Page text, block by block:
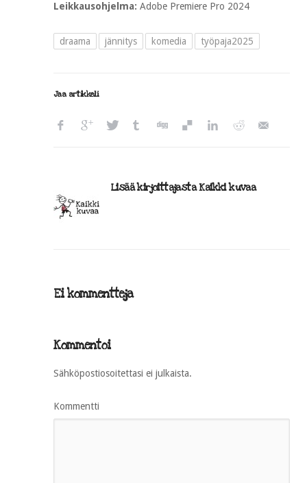
Leikkausohjelma: Adobe Premiere Pro 2024
draama jännitys komedia työpaja2025
Jaa artikkeli
Lisää kirjoittajasta Kaikki kuvaa
Ei kommentteja
Kommentoi
Sähköpostiosoitettasi ei julkaista.
Kommentti